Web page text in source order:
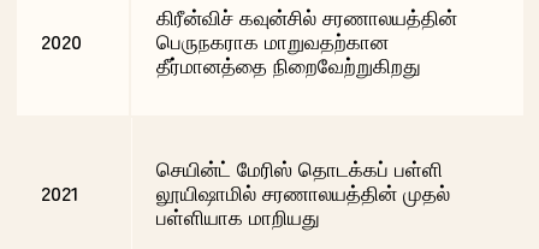
2020
கிரீன்விச் கவுன்சில் சரணாலயத்தின்
பெருநகராக மாறுவதற்கான
தீர்மானத்தை நிறைவேற்றுகிறது
2021
செயின்ட் மேரிஸ் தொடக்கப் பள்ளி
லூயிஷாமில் சரணாலயத்தின் முதல்
பள்ளியாக மாறியது